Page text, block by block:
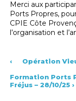
Merci aux
Ports Propres,
CPIE Côte
l’organisation et
‹
Opération
Formation Ports
Fréjus – 28/10/25 ›